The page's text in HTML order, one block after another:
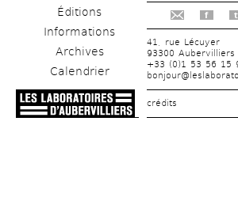
Éditions
Informations
Archives
Calendrier
f t
41, rue Lécuyer
93300 Aubervilliers
+33 (0)1 53 56 15
crédits